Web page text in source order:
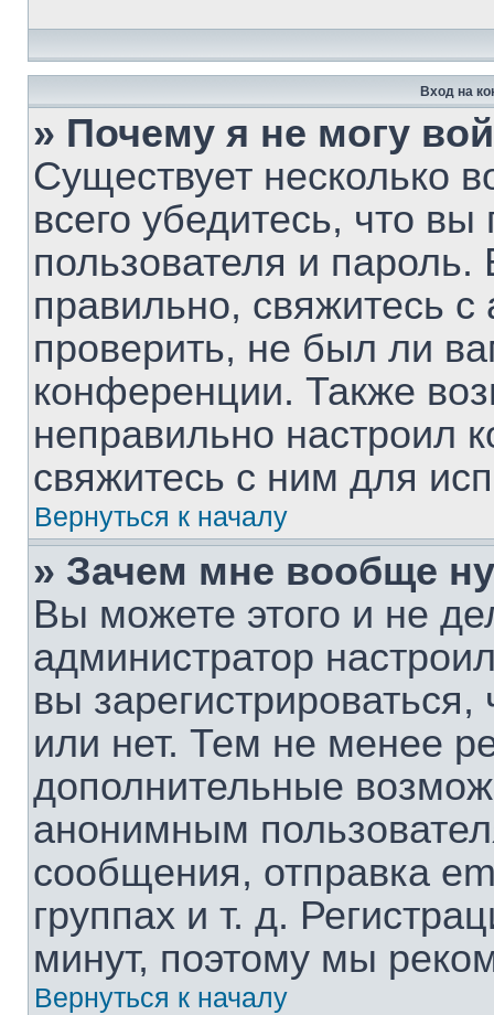
Вход на
» Почему я не могу
Существует несколько
всего убедитесь, что
пользователя и
правильно, свяжитесь
проверить, не был ли
конференции. Также
неправильно настроил
свяжитесь с ним для
Вернуться к началу
» Зачем мне вообще
Вы можете этого и не
администратор
вы
или нет. Тем не менее
дополнительные
анонимным
сообщения, отправка
группах и т. д.
минут, поэтому мы
Вернуться к началу